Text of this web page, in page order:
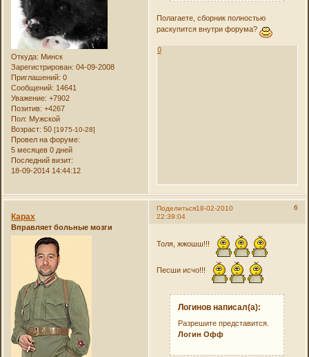
Откуда: Минск
Зарегистрирован: 04-09-2008
Приглашений: 0
Сообщений: 14641
Уважение: +7902
Позитив: +4267
Пол: Мужской
Возраст: 50[1975-10-28]
Провел на форуме:
5 месяцев 0 дней
Последний визит:
18-09-2014 14:44:12
Полагаете, сборник полностью
раскупится внутри форума?
0
Поделиться 6
18-02-2010
22:39:04
Карах
Вправляет больные мозги
Толя, жжошш!!!
Песши исчо!!!
Логинов написал(а):
Разрешите представится.
Логин Офф